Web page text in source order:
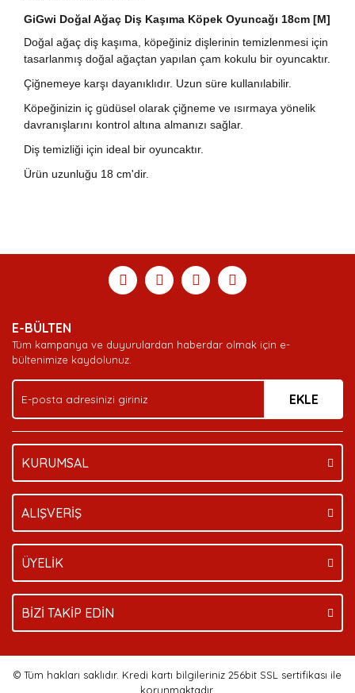
GiGwi Doğal Ağaç Diş Kaşıma Köpek Oyuncağı 18cm [M]
Doğal ağaç diş kaşıma, köpeğiniz dişlerinin temizlenmesi için
tasarlanmış doğal ağaçtan yapılan çam kokulu bir oyuncaktır.
Çiğnemeye karşı dayanıklıdır. Uzun süre kullanılabilir.
Köpeğinizin iç güdüsel olarak çiğneme ve ısırmaya yönelik
davranışlarını kontrol altına almanızı sağlar.
Diş temizliği için ideal bir oyuncaktır.
Ürün uzunluğu 18 cm'dir.
Yorum Yaz
Soru Sor
formunu kullanarak tarafımıza iletebilirsiniz.
Görüş ve önerileriniz için teşekkür ederiz.
Ürün açıklamasında eksik bilgiler bulunuyor.
Ürün bilgilerinde hatalar bulunuyor.
Bu ürüne benzer farklı alternatifler olmalı.
Deneyimini Paylaş
E-BÜLTEN
Tüm kampanya ve duyurulardan haberdar olmak için e-
bültenimize kaydolunuz.
EKLE
KURUMSAL
ALIŞVERİŞ
ÜYELİK
BİZİ TAKİP EDİN
© Tüm hakları saklıdır. Kredi kartı bilgileriniz 256bit SSL sertifikası ile
korunmaktadır.